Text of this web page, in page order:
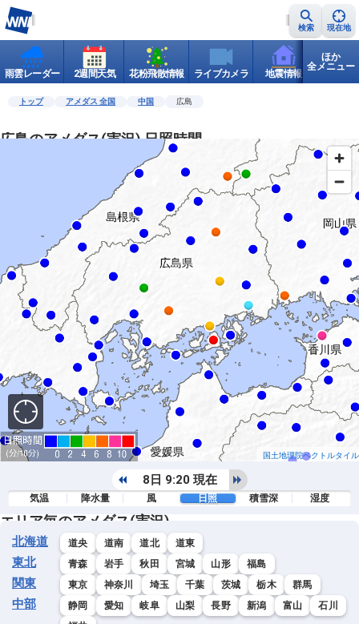
検索 現在地
雨雲レーダー 2週間天気 花粉飛散情報 ライブカメラ 地震情報 世界天
ほか
全メニュー
トップ アメダス 全国 中国 広島
広島のアメダス(実況) 日照時間
国土地理院ベクトルタイル
8日 9:20 現在
気温 降水量 風 日照 積雪深 湿度
エリア毎のアメダス(実況)
北海道 道央 道南 道北 道東
東北 青森 岩手 秋田 宮城 山形 福島
関東 東京 神奈川 埼玉 千葉 茨城 栃木 群馬
中部 静岡 愛知 岐阜 山梨 長野 新潟 富山
石川